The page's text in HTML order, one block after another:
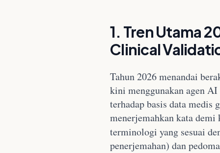
1. Tren Utama
Clinical
Tahun 2026 menandai
kini menggunakan agen
terhadap basis data
menerjemahkan kata
terminologi yang sesuai
penerjemahan) dan